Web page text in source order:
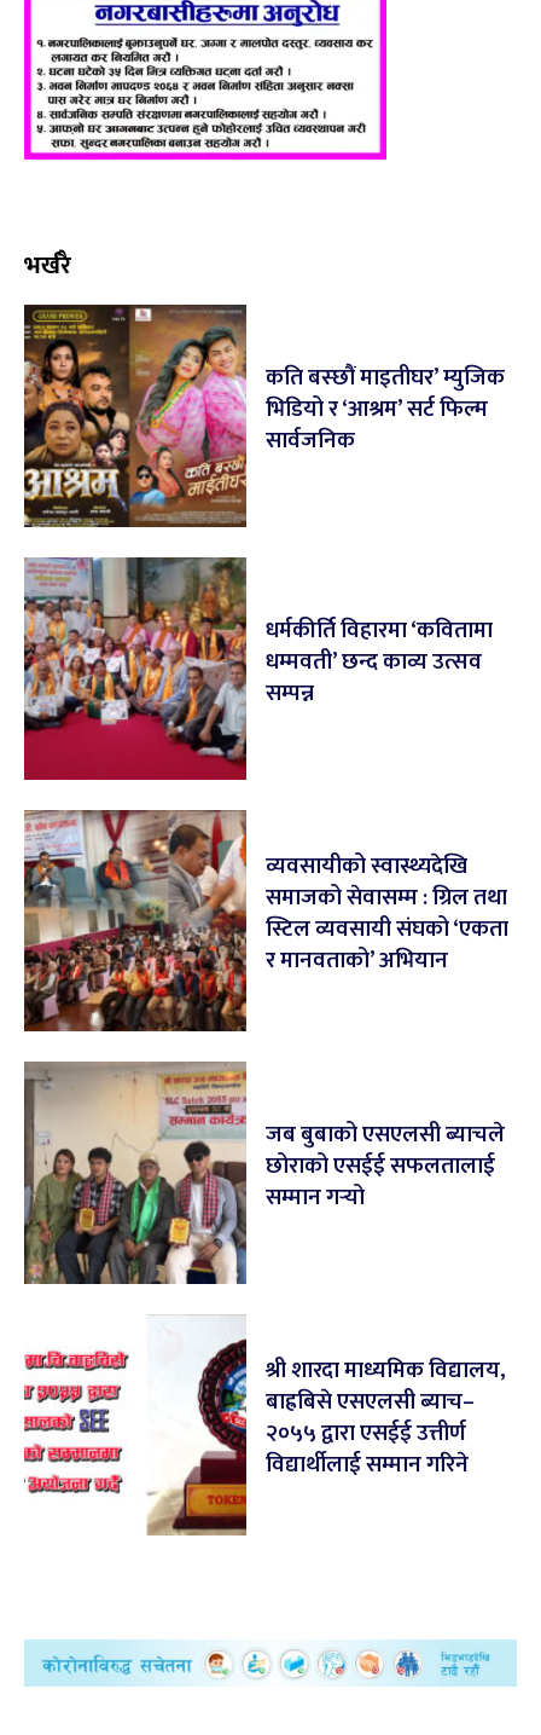
भर्खरै
कति बस्छौं माइतीघर’ म्युजिक
भिडियो र ‘आश्रम’ सर्ट फिल्म
सार्वजनिक
धर्मकीर्ति विहारमा ‘कवितामा
धम्मवती’ छन्द काव्य उत्सव
सम्पन्न
व्यवसायीको स्वास्थ्यदेखि
समाजको सेवासम्म : ग्रिल तथा
स्टिल व्यवसायी संघको ‘एकता
र मानवताको’ अभियान
जब बुबाको एसएलसी ब्याचले
छोराको एसईई सफलतालाई
सम्मान गर्‍यो
श्री शारदा माध्यमिक विद्यालय,
बाह्रबिसे एसएलसी ब्याच–
२०५५ द्वारा एसईई उत्तीर्ण
विद्यार्थीलाई सम्मान गरिने